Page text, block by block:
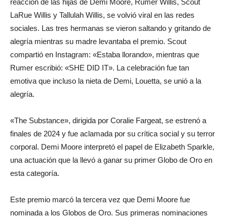
reacción de las hijas de Demi Moore, Rumer Willis, Scout
LaRue Willis y Tallulah Willis, se volvió viral en las redes
sociales. Las tres hermanas se vieron saltando y gritando de
alegría mientras su madre levantaba el premio. Scout
compartió en Instagram: «Estaba llorando», mientras que
Rumer escribió: «SHE DID IT». La celebración fue tan
emotiva que incluso la nieta de Demi, Louetta, se unió a la
alegría.
«The Substance», dirigida por Coralie Fargeat, se estrenó a
finales de 2024 y fue aclamada por su crítica social y su terror
corporal. Demi Moore interpretó el papel de Elizabeth Sparkle,
una actuación que la llevó a ganar su primer Globo de Oro en
esta categoría.
Este premio marcó la tercera vez que Demi Moore fue
nominada a los Globos de Oro. Sus primeras nominaciones